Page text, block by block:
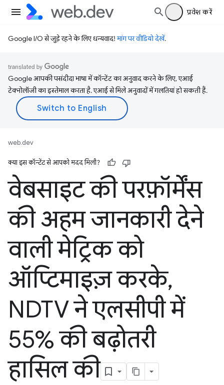
प्रवेश करें
Google I/O से जुड़े रहने के लिए धन्यवाद!मांग पर वीडियो देखें.
Google आपकी पसंदीदा भाषा में कॉन्टेंट का अनुवाद करने के लिए, एआई
टेक्नोलॉजी का इस्तेमाल करता है. एआई से मिले अनुवादों में गलतियां हो सकती हैं.
web.dev
क्या इस कॉन्टेंट से आपको मदद मिली?
वेबसाइट की परफ़ॉर्मेंस
की अहम जानकारी देने
वाली मेट्रिक को
ऑप्टिमाइज़ करके,
NDTV ने एलसीपी में
55% की बढ़ोतरी
हासिल की